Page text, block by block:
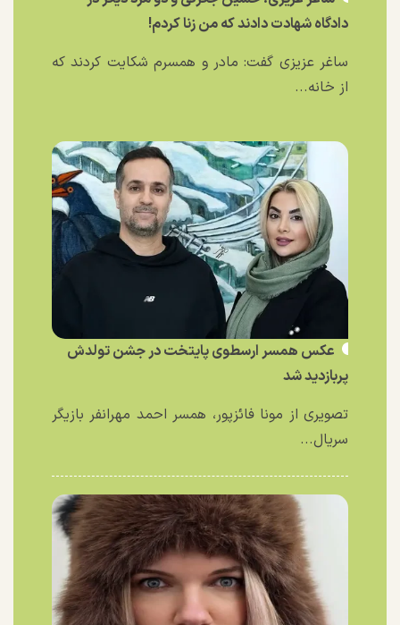
دادگاه شهادت دادند که من زنا کردم!
ساغر عزیزی گفت: مادر و همسرم شکایت کردند که
از خانه...
عکس همسر ارسطوی پایتخت در جشن تولدش
پربازدید شد
تصویری از مونا فائزپور، همسر احمد مهرانفر بازیگر
سریال...